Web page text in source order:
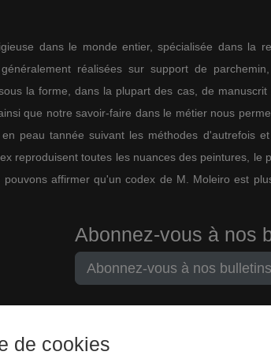
dans le monde entier, spécialisée dans la
réalisées sur support de parchemin,
la forme, dans la plupart des cas, de manuscrit
que notre savoir-faire dans le métier nous
peau tannée suivant les méthodes d'autrefois
reproduisent toutes les nuances des peintures, le
affirmer qu'un codex de M. Moleiro est
Abonnez-vous à nos
Abonnez-vous à nos bulletins
M. Moleiro Editor, S.A.
de cookies